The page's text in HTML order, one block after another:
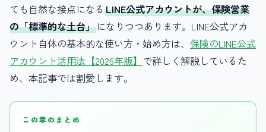
ても自然な接点になる LINE公式アカウントが、保険営業
の「標準的な土台」 になりつつあります。LINE公式アカ
ウント自体の基本的な使い方・始め方は、 保険のLINE公式
アカウント活用法【2026年版】 で詳しく解説しているた
め、本記事では割愛します。
この章のまとめ